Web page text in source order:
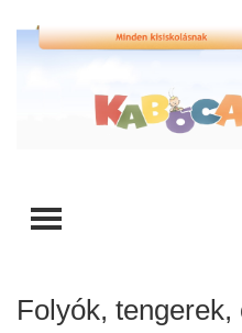
TOGGLE
Folyók, tengerek,